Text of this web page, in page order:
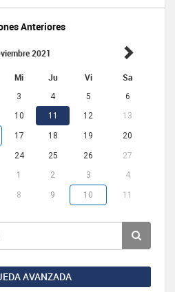
Anteriores
2021
Mi Ju Vi Sa
3 4 5
6
10 11 12 13
17 18 19 20
24 25 26
27
1 2 3 4
8 9 10 11
AVANZADA